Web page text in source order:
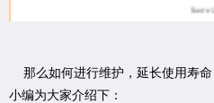
那么如何进行维护，延长使用寿
小编为大家介绍下：